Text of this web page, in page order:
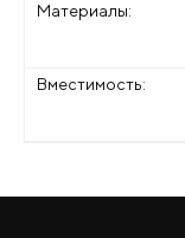
Материалы:
Вместимость: